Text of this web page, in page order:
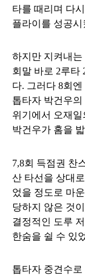
타를 때리며 다
플라이를 성공
하지만 지켜내
회말 바로 2루타
다. 그러다 8회
톱타자 박건우
위기에서 오재일
박건우가 홈을
7,8회 득점권 찬
산 타선을 상대
었을 정도로 마
당하지 않은 것
결정적인 도루
한숨을 쉴 수 있
톱타자 중견수